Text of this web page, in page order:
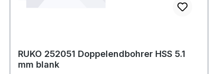
RUKO 252051 Doppelendbohrer HSS 5.1
mm blank